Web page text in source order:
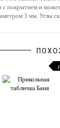
с покрытием и
3 мм. Углы